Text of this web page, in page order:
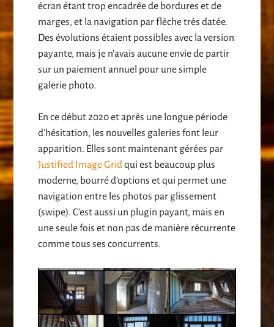
écran étant trop encadrée de bordures et de
marges, et la navigation par flèche très datée.
Des évolutions étaient possibles avec la version
payante, mais je n’avais aucune envie de partir
sur un paiement annuel pour une simple
galerie photo.
En ce début 2020 et après une longue période
d’hésitation, les nouvelles galeries font leur
apparition. Elles sont maintenant gérées par
Justified Image Gridqui est beaucoup plus
moderne, bourré d’options et qui permet une
navigation entre les photos par glissement
(swipe). C’est aussi un plugin payant, mais en
une seule fois et non pas de manière récurrente
comme tous ses concurrents.